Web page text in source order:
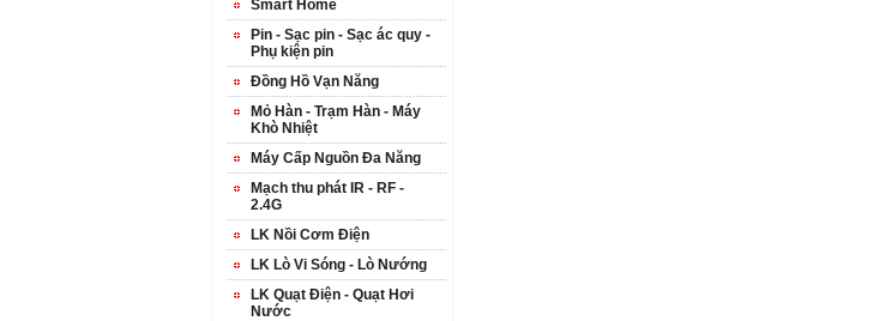
Smart Home
Pin - Sạc pin - Sạc ác quy -
Phụ kiện pin
Đồng Hồ Vạn Năng
Mỏ Hàn - Trạm Hàn - Máy
Khò Nhiệt
Máy Cấp Nguồn Đa Năng
Mạch thu phát IR - RF -
2.4G
LK Nồi Cơm Điện
LK Lò Vi Sóng - Lò Nướng
LK Quạt Điện - Quạt Hơi
Nước